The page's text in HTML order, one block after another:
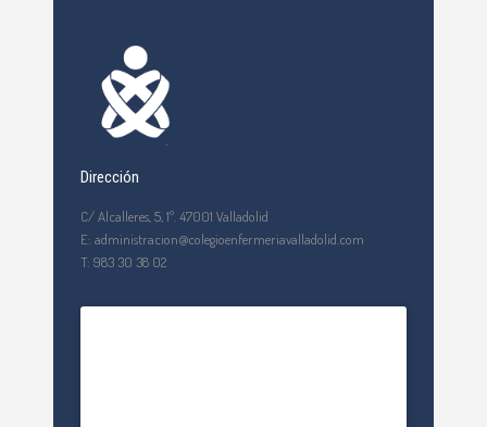
Dirección
C/ Alcalleres, 5, 1º. 47001 Valladolid
E: administracion@colegioenfermeriavalladolid.com
T: 983 30 38 02